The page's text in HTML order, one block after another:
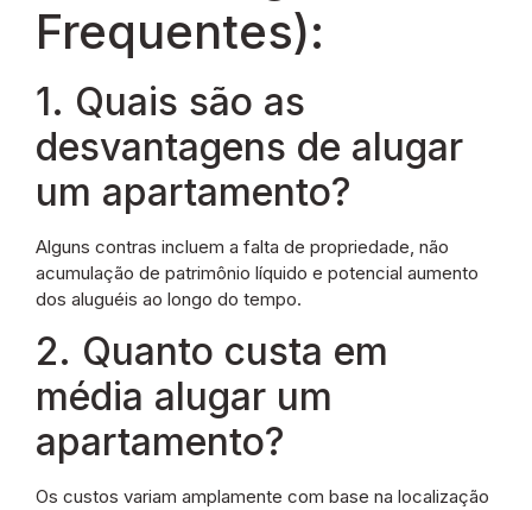
Frequentes):
1. Quais são as
desvantagens de alugar
um apartamento?
Alguns contras incluem a falta de propriedade, não
acumulação de patrimônio líquido e potencial aumento
dos aluguéis ao longo do tempo.
2. Quanto custa em
média alugar um
apartamento?
Os custos variam amplamente com base na localização